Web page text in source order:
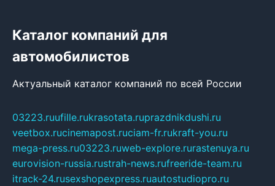
Каталог компаний для
автомобилистов
Актуальный каталог компаний по всей России
03223.ruufille.rukrasotata.ruprazdnikdushi.ru
veetbox.rucinemapost.ruciam-fr.rukraft-you.ru
mega-press.ru03223.ruweb-explore.rurastenuya.ru
eurovision-russia.rustrah-news.rufreeride-team.ru
itrack-24.rusexshopexpress.ruautostudiopro.ru